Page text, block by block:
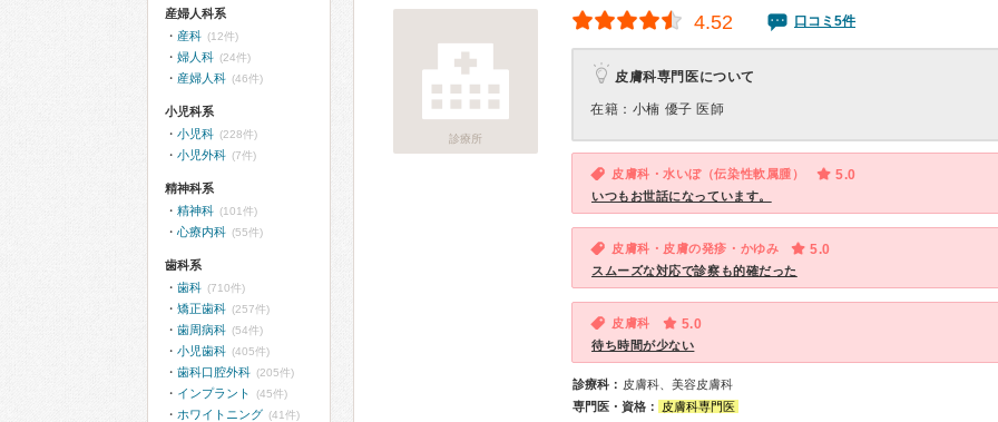
診療所
4.52 口コミ5件
皮膚科専門医について
在籍：小楠 優子 医師
皮膚科・水いぼ（伝染性軟属腫） 5.0
いつもお世話になっています。
皮膚科・皮膚の発疹・かゆみ 5.0
スムーズな対応で診察も的確だった
皮膚科 5.0
待ち時間が少ない
診療科： 皮膚科、美容皮膚科
専門医・資格：
皮膚科専門医
産婦人科系
産科 (12件)
婦人科 (24件)
産婦人科 (46件)
小児科系
小児科 (228件)
小児外科 (7件)
精神科系
精神科 (101件)
心療内科 (55件)
歯科系
歯科 (710件)
矯正歯科 (257件)
歯周病科 (54件)
小児歯科 (405件)
歯科口腔外科 (205件)
インプラント (45件)
ホワイトニング (41件)